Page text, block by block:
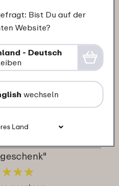
2025
gute Qualität 👍"
★★★
★★★
2025
★★★
★★★
Bist Du auf der
Website?
- Deutsch
wechseln